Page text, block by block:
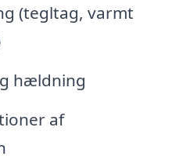
(tegltag, varmt
hældning
af